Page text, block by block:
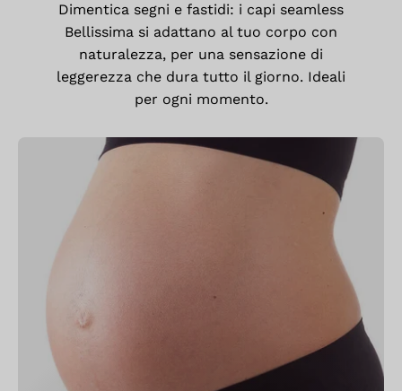
Dimentica segni e fastidi: i capi seamless
Bellissima si adattano al tuo corpo con
naturalezza, per una sensazione di
leggerezza che dura tutto il giorno. Ideali
per ogni momento.